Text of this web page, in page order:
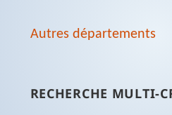
Autres départements
RECHERCHE MULTI-